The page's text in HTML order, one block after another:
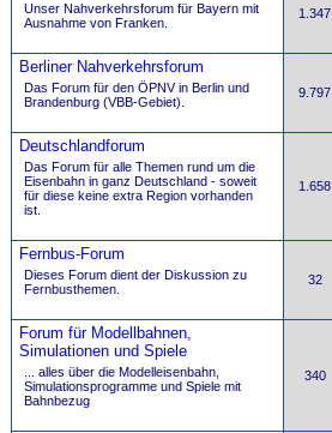
Unser Nahverkehrsforum für Bayern mit
Ausnahme von Franken.
1.347
Berliner Nahverkehrsforum
Das Forum für den ÖPNV in Berlin und
Brandenburg (VBB-Gebiet).
9.797
Deutschlandforum
Das Forum für alle Themen rund um die
Eisenbahn in ganz Deutschland - soweit
für diese keine extra Region vorhanden
ist.
1.658
Fernbus-Forum
Dieses Forum dient der Diskussion zu
Fernbusthemen.
32
Forum für Modellbahnen,
Simulationen und Spiele
... alles über die Modelleisenbahn,
Simulationsprogramme und Spiele mit
Bahnbezug
340